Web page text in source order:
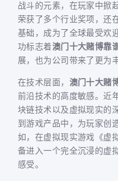
战斗的元素，在玩家中掀
荣获了多个行业奖项，还
基础，成为了全球最受欢
功标志着澳门十大赌博靠
展，也为公司带来了更为
在技术层面， 澳门十大赌
前沿技术的高度敏感。近
块链技术以及虚拟现实的
到游戏产品中，为玩家创
如，在虚拟现实游戏《虚
备进入一个完全沉浸的虚
感受。